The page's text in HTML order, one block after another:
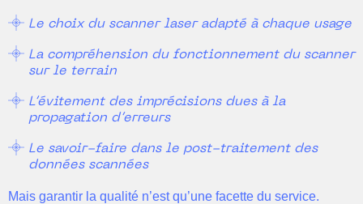
Le choix du scanner laser adapté à chaque usage
La compréhension du fonctionnement du scanner
sur le terrain
L’évitement des imprécisions dues à la
propagation d’erreurs
Le savoir-faire dans le post-traitement des
données scannées
Mais garantir la qualité n’est qu’une facette du service.